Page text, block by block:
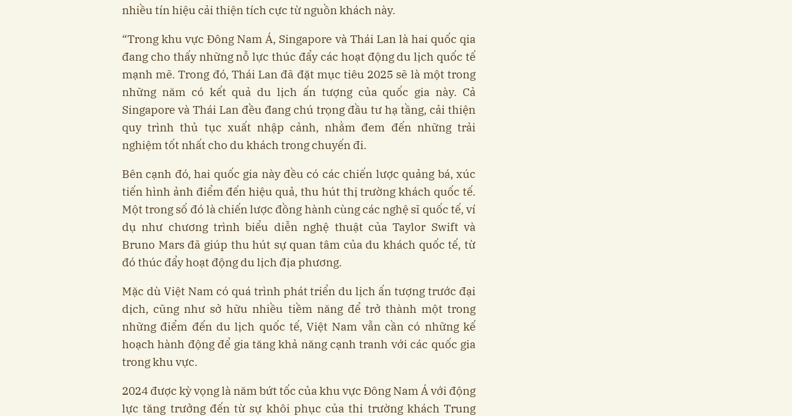
nhiều tín hiệu cải thiện tích cực từ nguồn khách này.
“Trong khu vực Đông Nam Á, Singapore và Thái Lan là hai quốc qia
đang cho thấy những nỗ lực thúc đẩy các hoạt động du lịch quốc tế
mạnh mẽ. Trong đó, Thái Lan đã đặt mục tiêu 2025 sẽ là một trong
những năm có kết quả du lịch ấn tượng của quốc gia này. Cả
Singapore và Thái Lan đều đang chú trọng đầu tư hạ tầng, cải thiện
quy trình thủ tục xuất nhập cảnh, nhằm đem đến những trải
nghiệm tốt nhất cho du khách trong chuyến đi.
Bên cạnh đó, hai quốc gia này đều có các chiến lược quảng bá, xúc
tiến hình ảnh điểm đến hiệu quả, thu hút thị trường khách quốc tế.
Một trong số đó là chiến lược đồng hành cùng các nghệ sĩ quốc tế, ví
dụ như chương trình biểu diễn nghệ thuật của Taylor Swift và
Bruno Mars đã giúp thu hút sự quan tâm của du khách quốc tế, từ
đó thúc đẩy hoạt động du lịch địa phương.
Mặc dù Việt Nam có quá trình phát triển du lịch ấn tượng trước đại
dịch, cũng như sở hữu nhiều tiềm năng để trở thành một trong
những điểm đến du lịch quốc tế, Việt Nam vẫn cần có những kế
hoạch hành động để gia tăng khả năng cạnh tranh với các quốc gia
trong khu vực.
2024 được kỳ vọng là năm bứt tốc của khu vực Đông Nam Á với động
lực tăng trưởng đến từ sự khôi phục của thi trường khách Trung